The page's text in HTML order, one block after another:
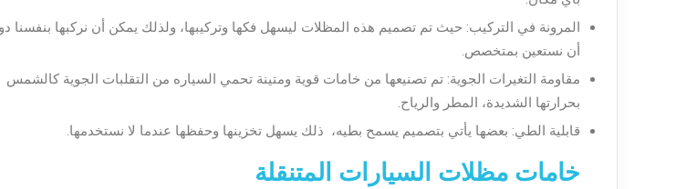
المرونة في التركيب: حيث تم تصميم هذه المظلات ليسهل فكها وتركيبها، ولذلك يمكن أن نركبها بنفسنا
أن نستعين بمتخصص.
مقاومة التغيرات الجوية: تم تصنيعها من خامات قوية ومتينة تحمي السياره من التقلبات الجوية كالشمس
بحرارتها الشديدة، المطر والرياح.
قابلية الطي: بعضها يأتي بتصميم يسمح بطيه، ذلك يسهل تخزينها وحفظها عندما لا نستخدمها.
خامات مظلات السيارات المتنقلة